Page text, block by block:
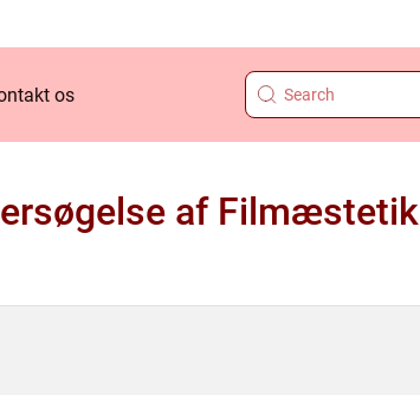
os
af Filmæstetik